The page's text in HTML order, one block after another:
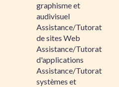
graphisme et
audivisuel
Assistance/Tutorat
de sites Web
Assistance/Tutorat
d'applications
Assistance/Tutorat
systèmes et